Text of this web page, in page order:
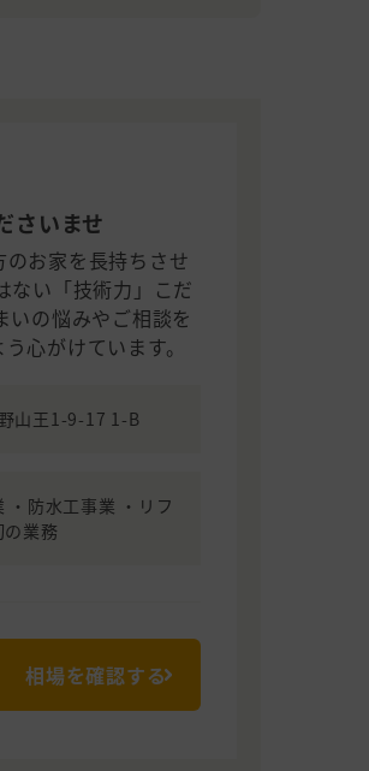
さいませ
お家を長持ちさせ
ない「技術力」こだ
いの悩みやご相談を
心がけています。
山王1-9-17 1-B
・防水工事業 ・リフ
業務
相場を確認する